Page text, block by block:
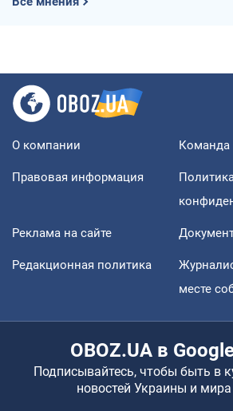
О компании Команда
Правовая информация
Реклама на сайте
Редакционная политика
месте
OBOZ.UA в
Подписывайтесь, чтобы быть в
новостей Украины и мира